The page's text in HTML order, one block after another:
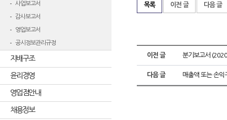
사업보고서
감사보고서
영업보고서
공시정보관리규정
지배구조
윤리경영
영업점안내
채용정보
목록 이전 글 다음 글
이전 글 분기보고서
다음 글 매출액 또는 손